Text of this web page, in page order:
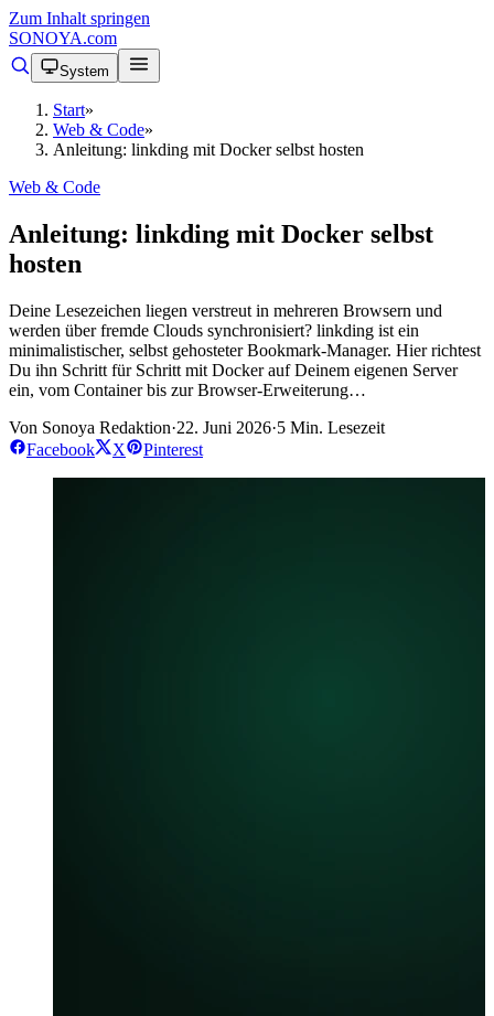
Zum Inhalt springen
SONOYA.com
System
Start»
Web & Code»
Anleitung: linkding mit Docker selbst hosten
Web & Code
Anleitung: linkding mit Docker selbst
hosten
Deine Lesezeichen liegen verstreut in mehreren Browsern und
werden über fremde Clouds synchronisiert? linkding ist ein
minimalistischer, selbst gehosteter Bookmark-Manager. Hier richtest
Du ihn Schritt für Schritt mit Docker auf Deinem eigenen Server
ein, vom Container bis zur Browser-Erweiterung…
Von Sonoya Redaktion·22. Juni 2026·5 Min. Lesezeit
Facebook
X Pinterest